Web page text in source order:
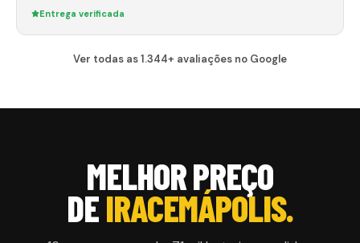
Entrega verificada
Ver todas as 1.344+ avaliações no Google
MELHOR PREÇO
DEIRACEMÁPOLIS.